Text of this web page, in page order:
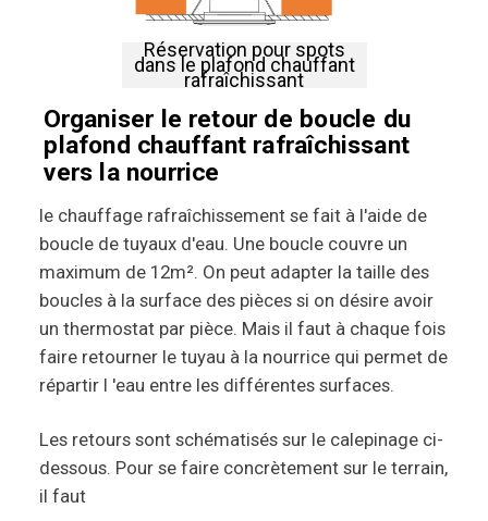
Réservation pour spots
dans le plafond chauffant
rafraîchissant
Organiser le retour de boucle du
plafond chauffant rafraîchissant
vers la nourrice
le chauffage rafraîchissement se fait à l'aide de
boucle de tuyaux d'eau. Une boucle couvre un
maximum de 12m². On peut adapter la taille des
boucles à la surface des pièces si on désire avoir
un thermostat par pièce. Mais il faut à chaque fois
faire retourner le tuyau à la nourrice qui permet de
répartir l 'eau entre les différentes surfaces.
Les retours sont schématisés sur le calepinage ci-
dessous. Pour se faire concrètement sur le terrain,
il faut